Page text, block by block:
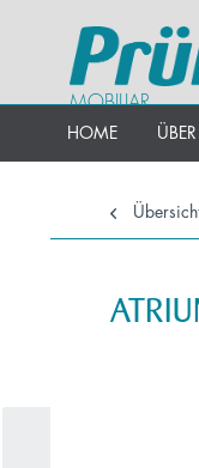
MOBILIAR
HOME